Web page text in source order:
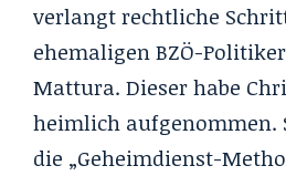
verlangt rechtliche
ehemaligen BZÖ-
Mattura. Dieser habe
heimlich
die „Geheimdienst-